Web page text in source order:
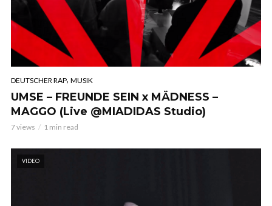
DEUTSCHER RAP, MUSIK
UMSE – FREUNDE SEIN x MÄDNESS –
MAGGO (Live @MIADIDAS Studio)
7 views 1 min read
VIDEO